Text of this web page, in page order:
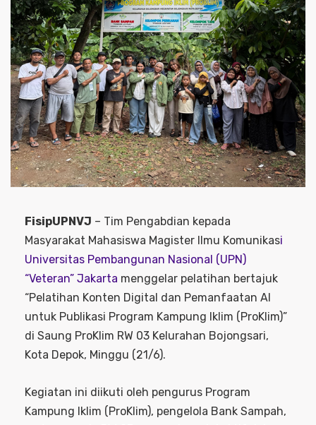
FisipUPNVJ – Tim Pengabdian kepada
Masyarakat Mahasiswa Magister Ilmu Komunikasi
Universitas Pembangunan Nasional (UPN)
“Veteran” Jakarta menggelar pelatihan bertajuk
“Pelatihan Konten Digital dan Pemanfaatan AI
untuk Publikasi Program Kampung Iklim (ProKlim)”
di Saung ProKlim RW 03 Kelurahan Bojongsari,
Kota Depok, Minggu (21/6).
Kegiatan ini diikuti oleh pengurus Program
Kampung Iklim (ProKlim), pengelola Bank Sampah,